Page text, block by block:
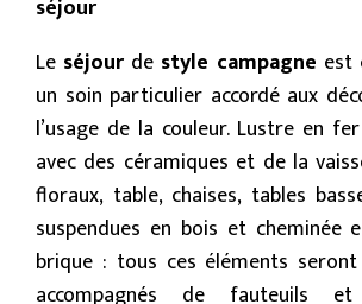
séjour
Le séjour de style campagne est
un soin particulier accordé aux
l’usage de la couleur. Lustre en
avec des céramiques et de la
floraux, table, chaises, tables
suspendues en bois et cheminée
brique : tous ces éléments
accompagnés de fauteuils